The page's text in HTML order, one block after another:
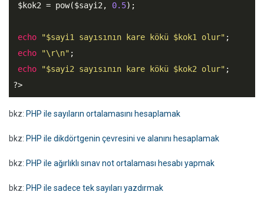
$kok2 = pow($sayi2 , 0.5);
echo "$sayi1 sayısının kare kökü $kok1 olur" ;
echo
"\r\n" ;
echo
"$sayi2 sayısının kare kökü $kok2 olur"
?>
bkz: PHP ile sayıların ortalamasını hesaplamak
bkz: PHP ile dikdörtgenin çevresini ve alanını hesaplamak
bkz: PHP ile ağırlıklı sınav not ortalaması hesabı yapmak
bkz: PHP ile sadece tek sayıları yazdırmak